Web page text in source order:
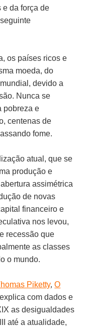
e da força de
os países ricos e
moeda, do
devido a
Nunca se
pobreza e
centenas de
fome.
atual, que se
produção e
assimétrica
de novas
financeiro e
nos levou,
recessão que
as classes
o mundo.
Piketty,O
com dados e
as desigualdades
até a atualidade,